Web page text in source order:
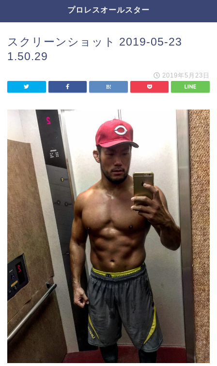
プロレスオールスター
スクリーンショット 2019-05-23
1.50.29
2019年5月23日